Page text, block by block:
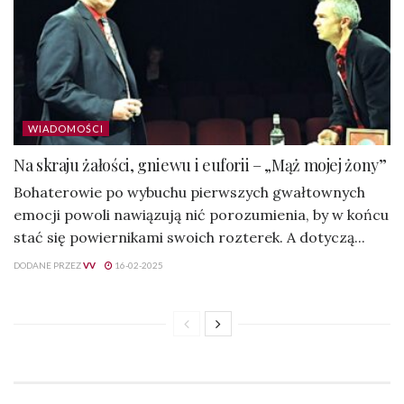
WIADOMOŚCI
Na skraju żałości, gniewu i euforii – „Mąż mojej żony”
Bohaterowie po wybuchu pierwszych gwałtownych
emocji powoli nawiązują nić porozumienia, by w końcu
stać się powiernikami swoich rozterek. A dotyczą...
DODANE PRZEZVV 16-02-2025